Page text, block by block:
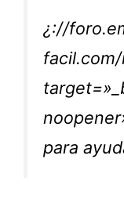
¿://
para